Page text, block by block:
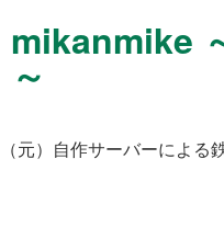
mikanmike
～
（元）自作サーバーによる